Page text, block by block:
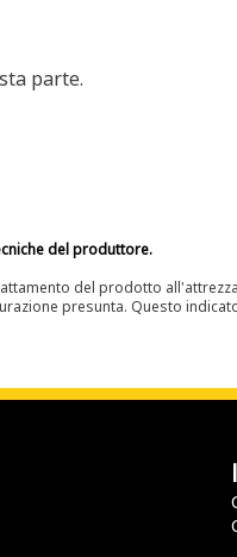
parte.
del produttore.
del prodotto
presunta. Questo